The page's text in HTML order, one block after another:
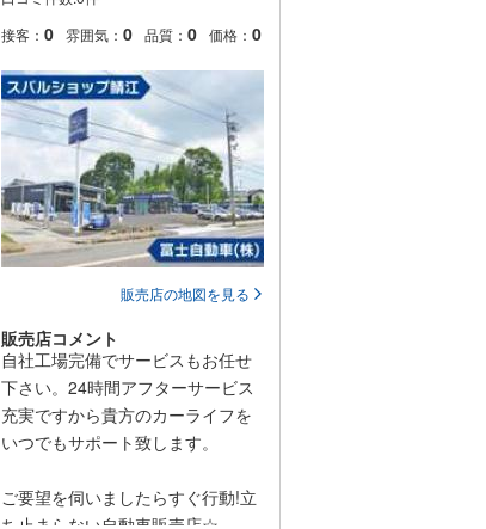
接客： 0 雰囲気： 0 品質： 0 価格： 0
販売店の地図を見る
販売店コメント
自社工場完備でサービスもお任せ
下さい。24時間アフターサービス
充実ですから貴方のカーライフを
いつでもサポート致します。
ご要望を伺いましたらすぐ行動!立
ち止まらない自動車販売店☆